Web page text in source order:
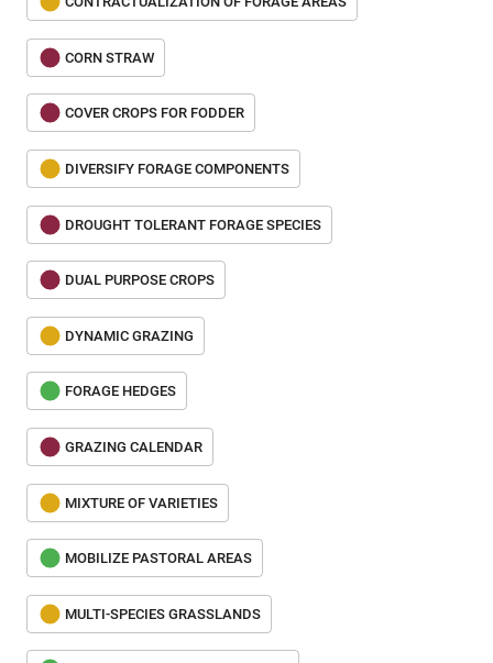
CORN STRAW
COVER CROPS FOR FODDER
DIVERSIFY FORAGE COMPONENTS
DROUGHT TOLERANT FORAGE SPECIES
DUAL PURPOSE CROPS
DYNAMIC GRAZING
FORAGE HEDGES
GRAZING CALENDAR
MIXTURE OF VARIETIES
MOBILIZE PASTORAL AREAS
MULTI-SPECIES GRASSLANDS